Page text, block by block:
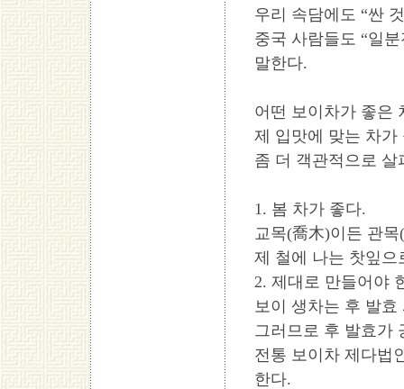
우리 속담에도 “싼
중국 사람들도 “일
말한다.
어떤 보이차가 좋은
제 입맛에 맞는 차가
좀 더 객관적으로 살
1. 봄 차가 좋다.
교목(喬木)이든 관
제 철에 나는 찻잎으
2. 제대로 만들어야
보이 생차는 후 발
그러므로 후 발효가
전통 보이차 제다법
한다.